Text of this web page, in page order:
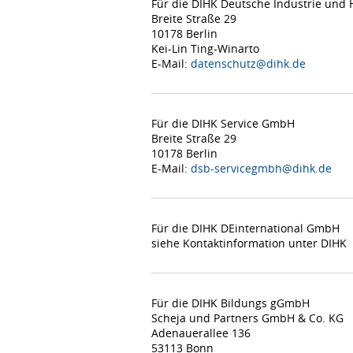
Für die DIHK Deutsche Industrie und
Breite Straße 29
10178 Berlin
Kei-Lin Ting-Winarto
E-Mail: datenschutz@dihk.de
Für die DIHK Service GmbH
Breite Straße 29
10178 Berlin
E-Mail: dsb-servicegmbh@dihk.de
Für die DIHK DEinternational GmbH
siehe Kontaktinformation unter DIHK
Für die DIHK Bildungs gGmbH
Scheja und Partners GmbH & Co. KG
Adenauerallee 136
53113 Bonn